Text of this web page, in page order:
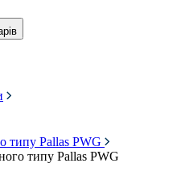
типу Pallas PWG
типу Pallas PWG